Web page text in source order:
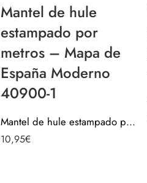
Mantel de hule
estampado por
metros – Mapa de
España Moderno
40900-1
Mantel de hule estampado por metros – Mapa de España Moderno 40900-1
10,95€